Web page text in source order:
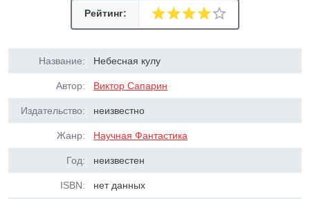
Рейтинг:
Название: Небесная кулу
Автор: Виктор Сапарин
Издательство: неизвестно
Жанр: Научная Фантастика
Год: неизвестен
ISBN: нет данных